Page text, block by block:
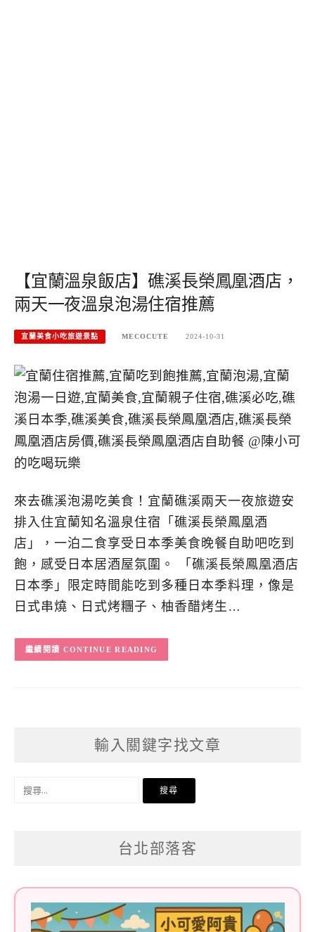
【宜蘭溫泉飯店】礁溪長榮鳳凰酒店，
兩天一夜溫泉泡湯住宿推薦
宜蘭美食小吃旅遊景點 MECOCUTE 2024-10-31
來去礁溪泡湯吃美食！宜蘭礁溪兩天一夜旅遊安
排入住宜蘭知名溫泉住宿「礁溪長榮鳳凰酒
店」，一泊二食享受日本季美食晚餐自助吧吃到
飽，感受日本居酒屋氛圍。 「礁溪長榮鳳凰酒店
日本季」限定時間能吃到多種日本季料理，像是
日式串燒、日式烤糰子、柚香醋烤生…
CONTINUE READING
輸入關鍵字找文章
搜
台北部落客